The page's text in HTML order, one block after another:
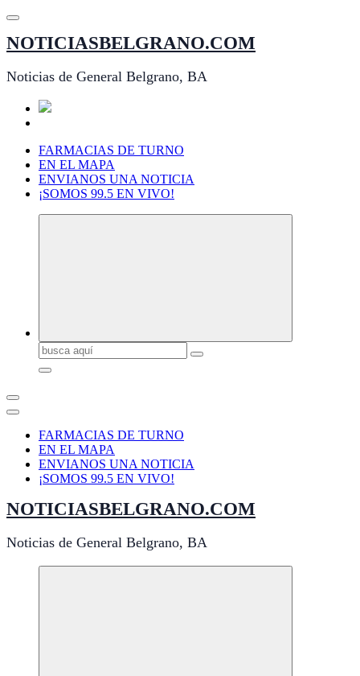
Saltar
contenido
NOTICIASBELGRANO.COM
Noticias de General Belgrano, BA
FARMACIAS DE TURNO
EN EL MAPA
ENVIANOS UNA NOTICIA
¡SOMOS 99.5 EN VIVO!
Buscar:
FARMACIAS DE TURNO
EN EL MAPA
ENVIANOS UNA NOTICIA
¡SOMOS 99.5 EN VIVO!
NOTICIASBELGRANO.COM
Noticias de General Belgrano, BA